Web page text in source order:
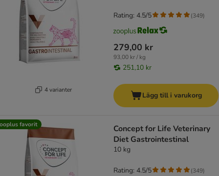
4 varianter
279,00 kr
93,00 kr / kg
251,10 kr
Rating: 4.5/5 (349)
Lägg till i varukorg
favorit
Concept for Life Veterinary
Diet Gastrointestinal
10 kg
Rating: 4.5/5 (349)